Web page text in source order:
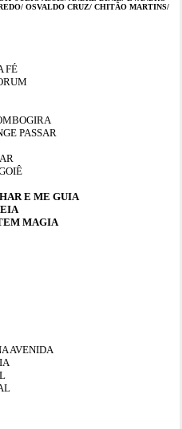
OSVALDO CRUZ/ CHITÃO MARTINS/
FÉ
PASSAR
E ME GUIA
MAGIA
AVENIDA